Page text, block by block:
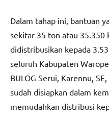
Dalam tahap ini, bantuan
sekitar 35 ton atau 35.350
didistribusikan kepada
seluruh Kabupaten
BULOG Serui, Karennu,
sudah disiapkan dalam
memudahkan distribusi